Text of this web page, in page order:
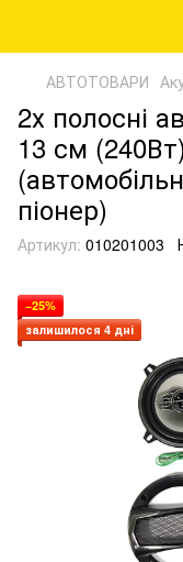
АВТОТОВАРИ
2х полосні
13 см
піонер)
Артикул: 010201003
−25%
залишилося 4 дні